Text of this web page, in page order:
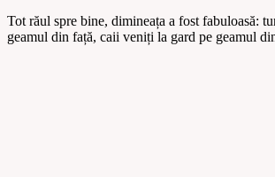
Tot răul spre bine, dimineața a fost fabuloasă:
geamul din față, caii veniți la gard pe geamul